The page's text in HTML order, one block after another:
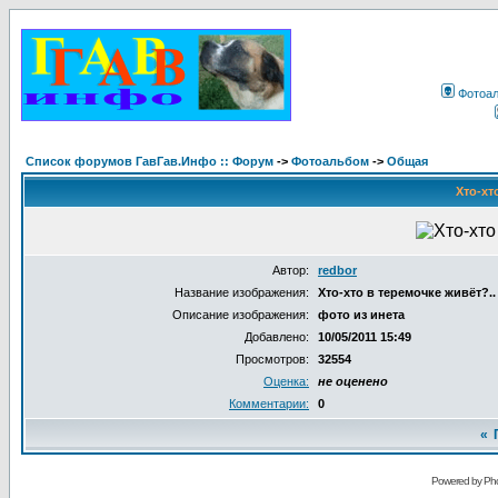
Список форумов ГавГав.Инфо :: Форум -> Фотоальбом -> Общая
Хто-
Автор:
redbor
Название изображения:
Хто-хто в теремочке живёт?..
Описание изображения:
фото из инета
Добавлено:
10/05/2011 15:49
Просмотров:
32554
Оценка:
не оценено
Комментарии:
0
«
Powered by